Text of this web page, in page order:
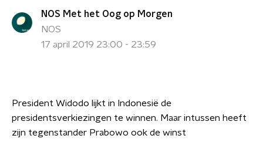
NOS Met het Oog op Morgen
NOS
17 april 2019 23:00 - 23:59
President Widodo lijkt in Indonesië de
presidentsverkiezingen te winnen. Maar intussen heeft
zijn tegenstander Prabowo ook de winst